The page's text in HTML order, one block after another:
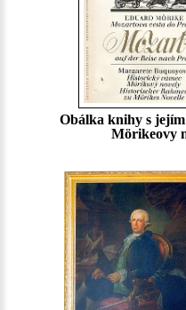
Obálka knihy s
Mörikeovy